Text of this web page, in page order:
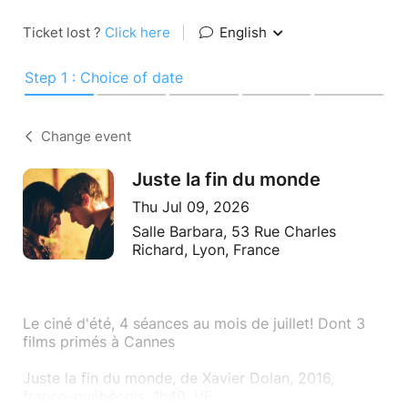
Ticket lost ? Click here English
Step 1 : Choice of date
Change event
Juste la fin du monde
Thu Jul 09, 2026
Salle Barbara, 53 Rue Charles
Richard, Lyon, France
Le ciné d'été, 4 séances au mois de juillet! Dont 3
films primés à Cannes
Juste la fin du monde, de Xavier Dolan, 2016,